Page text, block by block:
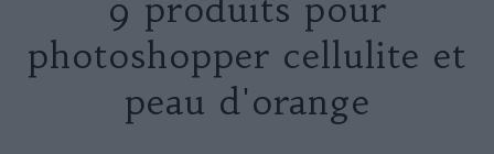
9 produits pour
photoshopper cellulite et
peau d'orange